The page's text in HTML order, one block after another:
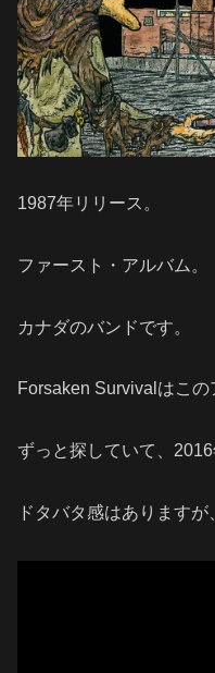
1987年リリース。
ファースト・アルバム。
カナダのバンドです。
Forsaken Survivalはこの
ずっと探していて、
ドタバタ感はありますが